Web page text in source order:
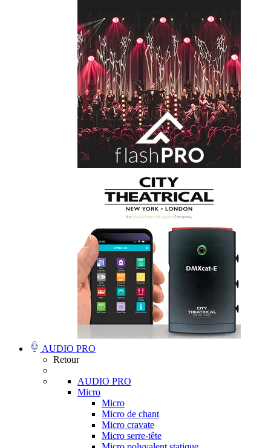
AUDIO PRO
Retour
AUDIO PRO
Micro
Micro
Micro de chant
Micro cravate
Micro serre-tête